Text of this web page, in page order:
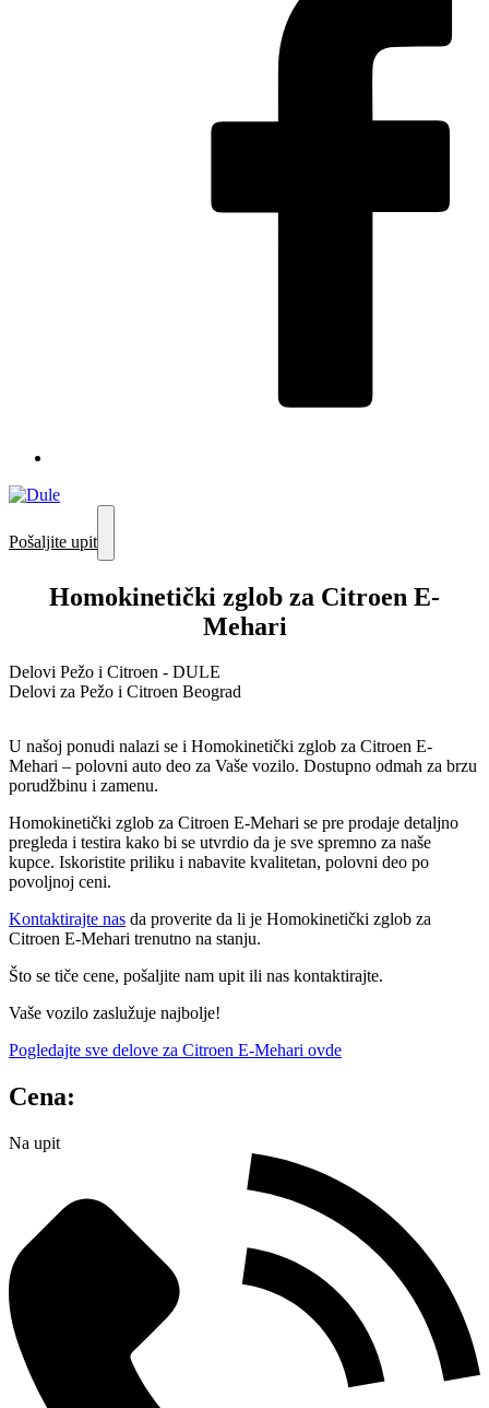
Pošaljite upit
Homokinetički zglob za Citroen E-
Mehari
Delovi Pežo i Citroen - DULE
Delovi za Pežo i Citroen Beograd
U našoj ponudi nalazi se i Homokinetički zglob za Citroen E-
Mehari – polovni auto deo za Vaše vozilo. Dostupno odmah za brzu
porudžbinu i zamenu.
Homokinetički zglob za Citroen E-Mehari se pre prodaje detaljno
pregleda i testira kako bi se utvrdio da je sve spremno za naše
kupce. Iskoristite priliku i nabavite kvalitetan, polovni deo po
povoljnoj ceni.
Kontaktirajte nas da proverite da li je Homokinetički zglob za
Citroen E-Mehari trenutno na stanju.
Što se tiče cene, pošaljite nam upit ili nas kontaktirajte.
Vaše vozilo zaslužuje najbolje!
Pogledajte sve delove za Citroen E-Mehari ovde
Cena:
Na upit